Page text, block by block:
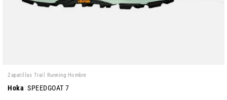
Zapatillas Trail Running Hombre
Hoka SPEEDGOAT 7